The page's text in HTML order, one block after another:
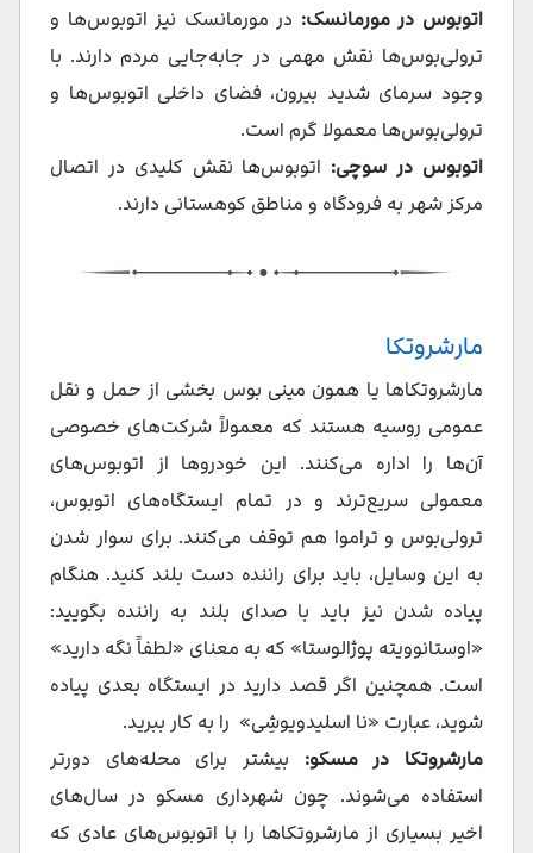
اتوبوس در مورمانسک: در مورمانسک نیز اتوبوس‌ها و
ترولی‌بوس‌ها نقش مهمی در جابه‌جایی مردم دارند. با
وجود سرمای شدید بیرون، فضای داخلی اتوبوس‌ها و
ترولی‌بوس‌ها معمولا گرم است.
اتوبوس در سوچی: اتوبوس‌ها نقش کلیدی در اتصال
مرکز شهر به فرودگاه و مناطق کوهستانی دارند.
مارشروتکا
مارشروتکاها یا همون مینی بوس بخشی از حمل و نقل
عمومی روسیه هستند که معمولاً شرکت‌های خصوصی
آن‌ها را اداره می‌کنند. این خودروها از اتوبوس‌های
معمولی سریع‌ترند و در تمام ایستگاه‌های اتوبوس،
ترولی‌بوس و تراموا هم توقف می‌کنند. برای سوار شدن
به این وسایل، باید برای راننده دست بلند کنید. هنگام
پیاده شدن نیز باید با صدای بلند به راننده بگویید:
«اوستانوویته پوژالوستا» که به معنای «لطفاً نگه دارید»
است. همچنین اگر قصد دارید در ایستگاه بعدی پیاده
شوید، عبارت «نا اسلیدویوشِی» را به کار ببرید.
مارشروتکا در مسکو: بیشتر برای محله‌های دورتر
استفاده می‌شوند. چون شهرداری مسکو در سال‌های
اخیر بسیاری از مارشروتکاها را با اتوبوس‌های عادی که